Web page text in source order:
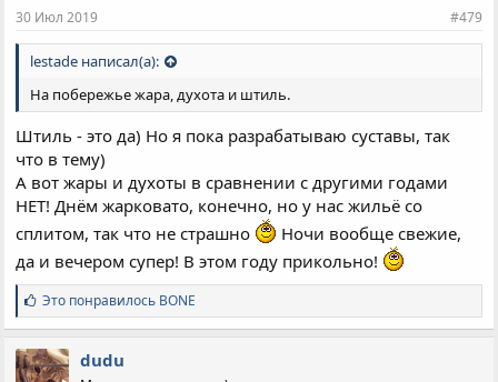
30 Июл 2019 #479
lestade написал(а):
На побережье жара, духота и штиль.
Штиль - это да) Но я пока разрабатываю суставы, так
что в тему)
А вот жары и духоты в сравнении с другими годами
НЕТ! Днём жарковато, конечно, но у нас жильё со
сплитом, так что не страшно
Ночи вообще свежие,
да и вечером супер! В этом году прикольно!
С
и
м
п
а
Это понравилось BONE
dudu